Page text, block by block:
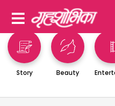
Story Beauty